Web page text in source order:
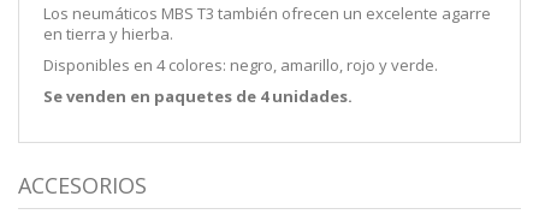
Los neumáticos MBS T3 también ofrecen un excelente agarre
en tierra y hierba.
Disponibles en 4 colores: negro, amarillo, rojo y verde.
Se venden en paquetes de 4 unidades.
ACCESORIOS